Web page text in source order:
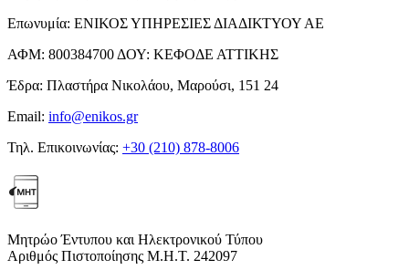
Επωνυμία: ΕΝΙΚΟΣ ΥΠΗΡΕΣΙΕΣ ΔΙΑΔΙΚΤΥΟΥ ΑΕ
ΑΦΜ: 800384700 ΔΟΥ: ΚΕΦΟΔΕ ΑΤΤΙΚΗΣ
Έδρα: Πλαστήρα Νικολάου, Μαρούσι, 151 24
Email: info@enikos.gr
Τηλ. Επικοινωνίας: +30 (210) 878-8006
Μητρώο Έντυπου και Ηλεκτρονικού Τύπου
Αριθμός Πιστοποίησης Μ.Η.Τ. 242097